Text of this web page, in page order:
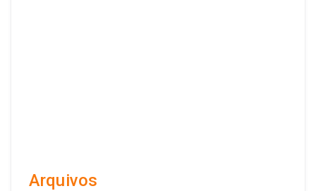
Arquivos